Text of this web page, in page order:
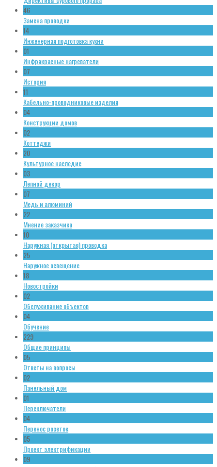
46
Замена проводки
14
Инженерная подготовка кухни
01
Инфракрасные нагреватели
07
История
11
Кабельно-проводниковые изделия
04
Конструкции домов
02
Коттеджи
20
Культурное наследие
03
Лепной декор
07
Медь и алюминий
22
Мнение заказчика
10
Наружная (открытая) проводка
25
Наружное освещение
18
Новостройки
02
Обслуживание объектов
04
Обучение
229
Общие принципы
05
Ответы на вопросы
02
Панельный дом
01
Переключатели
04
Перенос розеток
05
Проект электрификации
09